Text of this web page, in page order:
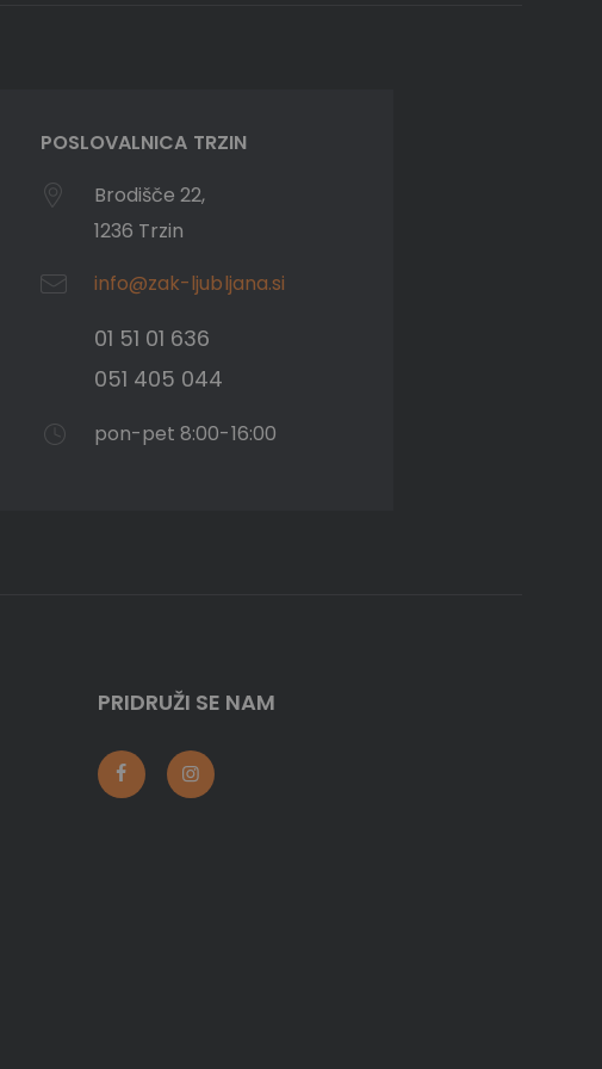
POSLOVALNICA TRZIN
Brodišče 22,
1236 Trzin
info@zak-ljubljana.si
01 51 01 636
051 405 044
pon-pet 8:00-16:00
PRIDRUŽI SE NAM